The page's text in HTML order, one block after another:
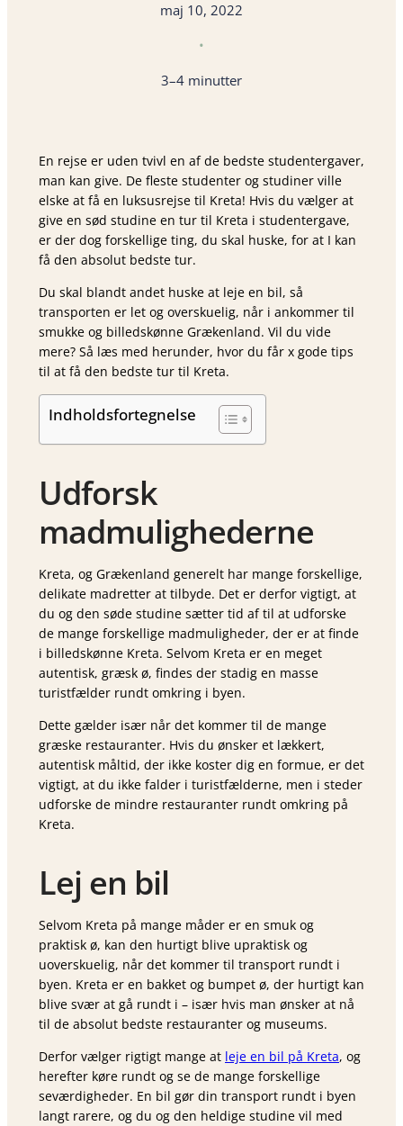
maj 10, 2022
•
3–4 minutter
En rejse er uden tvivl en af de bedste studentergaver,
man kan give. De fleste studenter og studiner ville
elske at få en luksusrejse til Kreta! Hvis du vælger at
give en sød studine en tur til Kreta i studentergave,
er der dog forskellige ting, du skal huske, for at I kan
få den absolut bedste tur.
Du skal blandt andet huske at leje en bil, så
transporten er let og overskuelig, når i ankommer til
smukke og billedskønne Grækenland. Vil du vide
mere? Så læs med herunder, hvor du får x gode tips
til at få den bedste tur til Kreta.
Indholdsfortegnelse
Udforsk
madmulighederne
Kreta, og Grækenland generelt har mange forskellige,
delikate madretter at tilbyde. Det er derfor vigtigt, at
du og den søde studine sætter tid af til at udforske
de mange forskellige madmuligheder, der er at finde
i billedskønne Kreta. Selvom Kreta er en meget
autentisk, græsk ø, findes der stadig en masse
turistfælder rundt omkring i byen.
Dette gælder især når det kommer til de mange
græske restauranter. Hvis du ønsker et lækkert,
autentisk måltid, der ikke koster dig en formue, er det
vigtigt, at du ikke falder i turistfælderne, men i steder
udforske de mindre restauranter rundt omkring på
Kreta.
Lej en bil
Selvom Kreta på mange måder er en smuk og
praktisk ø, kan den hurtigt blive upraktisk og
uoverskuelig, når det kommer til transport rundt i
byen. Kreta er en bakket og bumpet ø, der hurtigt kan
blive svær at gå rundt i – især hvis man ønsker at nå
til de absolut bedste restauranter og museums.
Derfor vælger rigtigt mange at leje en bil på Kreta, og
herefter køre rundt og se de mange forskellige
seværdigheder. En bil gør din transport rundt i byen
langt rarere, og du og den heldige studine vil med